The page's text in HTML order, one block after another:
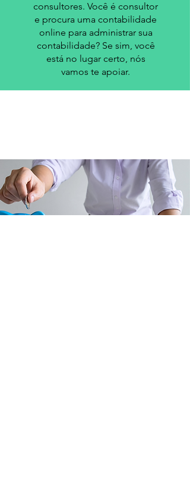
consultores. Você é consultor
e procura uma contabilidade
online para administrar sua
contabilidade? Se sim, você
está no lugar certo, nós
vamos te apoiar.